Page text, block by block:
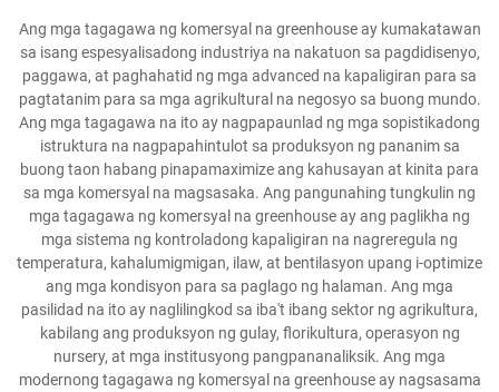
Ang mga tagagawa ng komersyal na greenhouse ay kumakatawan
sa isang espesyalisadong industriya na nakatuon sa pagdidisenyo,
paggawa, at paghahatid ng mga advanced na kapaligiran para sa
pagtatanim para sa mga agrikultural na negosyo sa buong mundo.
Ang mga tagagawa na ito ay nagpapaunlad ng mga sopistikadong
istruktura na nagpapahintulot sa produksyon ng pananim sa
buong taon habang pinapamaximize ang kahusayan at kinita para
sa mga komersyal na magsasaka. Ang pangunahing tungkulin ng
mga tagagawa ng komersyal na greenhouse ay ang paglikha ng
mga sistema ng kontroladong kapaligiran na nagreregula ng
temperatura, kahalumigmigan, ilaw, at bentilasyon upang i-optimize
ang mga kondisyon para sa paglago ng halaman. Ang mga
pasilidad na ito ay naglilingkod sa iba't ibang sektor ng agrikultura,
kabilang ang produksyon ng gulay, florikultura, operasyon ng
nursery, at mga institusyong pangpananaliksik. Ang mga
modernong tagagawa ng komersyal na greenhouse ay nagsasama